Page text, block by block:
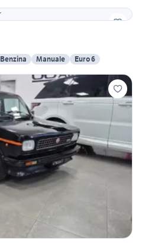
Benzina Manuale Euro 6